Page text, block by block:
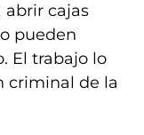
abrir cajas
pueden
El trabajo lo
criminal de la